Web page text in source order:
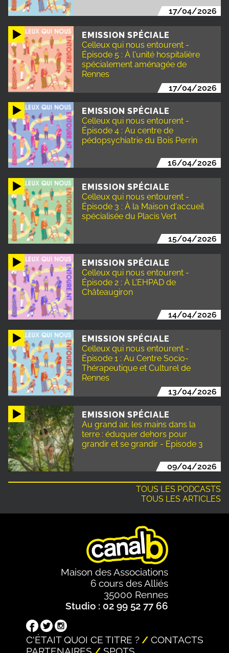
17/04/2026
EMISSION SPÉCIALE
Celleux qui nous entourent -
Épisode 5 : À l'unité hospitalière
spécialement aménagée de
Rennes
17/04/2026
EMISSION SPÉCIALE
Celleux qui nous entourent -
Épisode 4 : Au centre de
pédopsychiatrie du Bois Perrin
16/04/2026
EMISSION SPÉCIALE
Celleux qui nous entourent -
Épisode 3 : À la Maison d'accueil
spécialisée du Placis Vert
15/04/2026
EMISSION SPÉCIALE
Celleux qui nous entourent -
Épisode 2 : À L'EHPAD de
Châteaugiron
14/04/2026
EMISSION SPÉCIALE
Celleux qui nous entourent -
Épisode 1 : Au Centre Socio-
Thérapeutique et Culturel de
Rennes
13/04/2026
EMISSION SPÉCIALE
Au grand air, les mains dans la
terre : éduquer dehors pour
grandir et se grandir - Episode 3
09/04/2026
TOUS LES PODCASTS
TOUS LES ARTICLES
Maison des Associations
6 cours des Alliés
35000 Rennes
Studio : 02 99 52 77 66
C'ÉTAIT QUOI CE TITRE ?
CONTACTS
PARTENAIRES
SPOTS